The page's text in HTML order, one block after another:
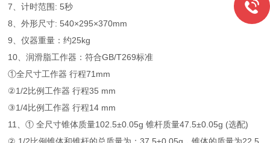
7、计时范围: 5秒
8、外形尺寸: 540×295×370mm
9、仪器重量：约25kg
10、润滑脂工作器：符合GB/T269标准
①全尺寸工作器 行程71mm
②1/2比例工作器 行程35 mm
③1/4比例工作器 行程14 mm
11、① 全尺寸锥体质量102.5±0.05g 锥杆质量47.5±0.05g (选配)